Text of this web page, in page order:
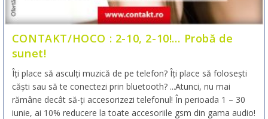
CONTAKT/HOCO : 2-10, 2-10!… Probă de
sunet!
Îți place să asculți muzică de pe telefon? Îți place să folosești
căști sau să te conectezi prin bluetooth? ...Atunci, nu mai
rămâne decât să-ți accesorizezi telefonul! În perioada 1 – 30
iunie, ai 10% reducere la toate accesoriile gsm din gama audio!